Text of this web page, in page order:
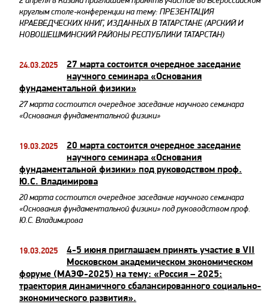
круглым столе-конференции на тему: ПРЕЗЕНТАЦИЯ
КРАЕВЕДЧЕСКИХ КНИГ, ИЗДАННЫХ В ТАТАРСТАНЕ (АРСКИЙ И
НОВОШЕШМИНСКИЙ РАЙОНЫ РЕСПУБЛИКИ ТАТАРСТАН)
24.03.2025
27 марта состоится очередное заседание
научного семинара «Основания
фундаментальной физики»
27 марта состоится очередное заседание научного семинара
«Основания фундаментальной физики»
19.03.2025
20 марта состоится очередное заседание
научного семинара «Основания
фундаментальной физики» под руководством проф.
Ю.С. Владимирова
20 марта состоится очередное заседание научного семинара
«Основания фундаментальной физики» под руководством проф.
Ю.С. Владимирова
19.03.2025
4-5 июня приглашаем принять участие в VII
Московском академическом экономическом
форуме (МАЭФ-2025) на тему: «Россия – 2025:
траектория динамичного сбалансированного социально-
экономического развития».